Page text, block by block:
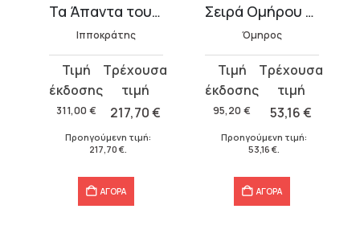
Τα Άπαντα του Ιπποκράτη
Ιπποκράτης
311,00€
Original
price
was:
217,70€
τρέχουσα
τιμή
217,70 €.
Προηγούμενη τιμή:
217,70€.
ΑΓΟΡΑ
Σειρά Ομήρου Οδύσσεια (6 τόμοι)
Όμηρος
95,20€
Original
price
was:
53,16€
τρέχουσα
τιμή
Προηγούμενη τιμή:
53,16€.
ΑΓΟΡΑ